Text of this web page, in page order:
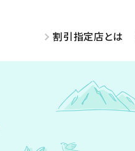
割引指定店とは